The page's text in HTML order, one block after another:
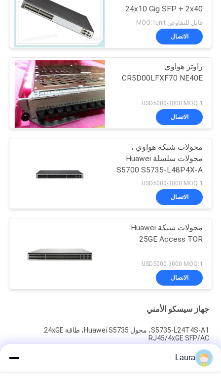
24x10 Gig SFP + 2x40
Gig QSFP + منافذ
قابل للتفاوض MOQ:1unit
الاتصال
راوتر هواوي
CR5D00LFXF70 NE40E
USD5000-3000 MOQ:1
الاتصال
محولات شبكة هواوي ،
محولات سلسلة Huawei
S5700 S5735-L48P4X-A
USD5000-3000 MOQ:1
الاتصال
محولات شبكة Huawei
25GE Access TOR
USD5000-3000 MOQ:1
الاتصال
جهاز سيسكو الأمني
S5735-L24T4S-A1، محول Huawei S5735، طاقة 24xGE
RJ45/4xGE SFP/AC
CE6863E-48S6CQ هواوي CloudEngine 6800 48 * 25G SFP28 ، 6 *
للنقل
Laura